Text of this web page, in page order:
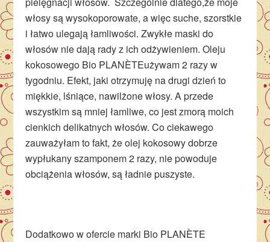
włosy są wysokoporowate, a więc suche, szorstkie
i łatwo ulegają łamliwości. Zwykłe maski do
włosów nie dają rady z ich odżywieniem. Oleju
kokosowego Bio PLANÈTEużywam 2 razy w
tygodniu. Efekt, jaki otrzymuję na drugi dzień to
miękkie, lśniące, nawilżone włosy. A przede
wszystkim są mniej łamliwe, co jest zmorą moich
cienkich delikatnych włosów. Co ciekawego
zauważyłam to fakt, że olej kokosowy dobrze
wypłukany szamponem 2 razy, nie powoduje
obciążenia włosów, są ładnie puszyste.
Dodatkowo w ofercie marki Bio PLANÈTE